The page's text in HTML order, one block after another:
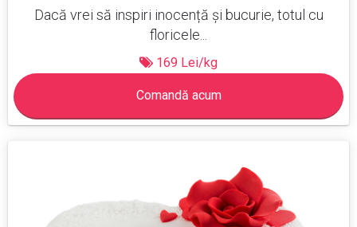
Dacă vrei să inspiri inocență și bucurie, totul cu
floricele...
169 Lei/kg
Comandă acum